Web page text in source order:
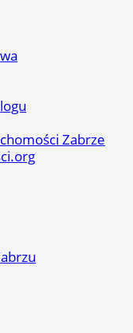
Zabrze